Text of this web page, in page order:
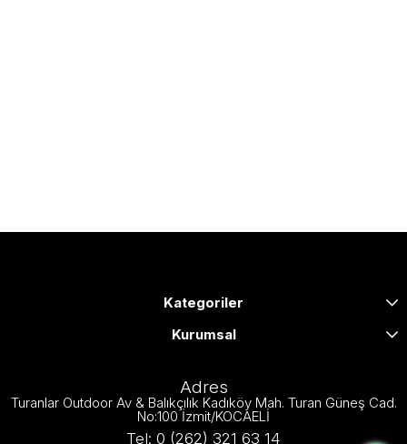
Kategoriler
Kurumsal
Adres
Turanlar Outdoor Av & Balıkçılık Kadıköy Mah. Turan Güneş Cad.
No:100 İzmit/KOCAELİ
Tel: 0 (262) 321 63 14